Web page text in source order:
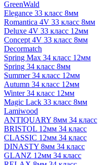
GreenWald
Elegance 33 класс 8мм
Romantica 4V 33 класс 8мм
Deluxe 4V 33 класс 12мм
Concept 4V 33 класс 8мм
Decormatch
Spring Max 34 класс 12мм
Spring 34 класс 8мм
Summer 34 класс 12мм
Autumn 34 класс 12мм
Winter 34 класс 12мм
Magic Lack 33 класс 8мм
Lamiwood
ANTIQUARY 8мм 34 класс
BRISTOL 12мм 34 класс
CLASSIC 12мм 34 класс
DINASTY 8мм 34 класс
GLANZ 12мм 34 класс